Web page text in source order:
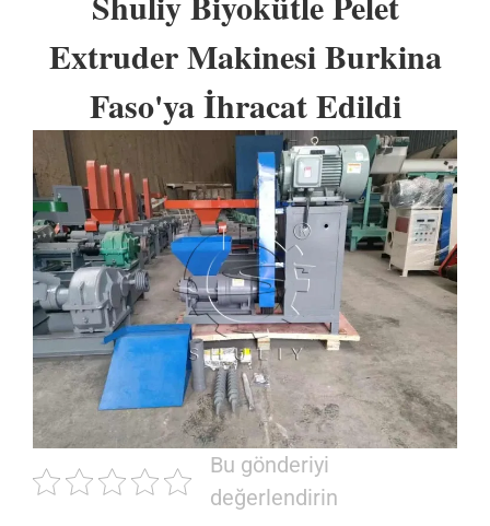
Extruder Makinesi Burkina
Faso'ya İhracat Edildi
Bu gönderiyi
değerlendirin